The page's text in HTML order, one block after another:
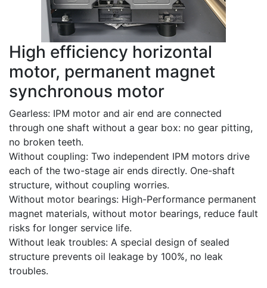
High efficiency horizontal
motor, permanent magnet
synchronous motor
Gearless: IPM motor and air end are connected
through one shaft without a gear box: no gear pitting,
no broken teeth.
Without coupling: Two independent IPM motors drive
each of the two-stage air ends directly. One-shaft
structure, without coupling worries.
Without motor bearings: High-Performance permanent
magnet materials, without motor bearings, reduce fault
risks for longer service life.